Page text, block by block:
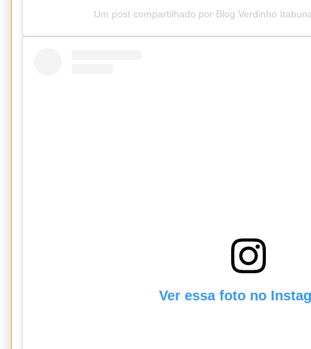
Um post compartilhado por Blog Verdinho
Ver essa foto no